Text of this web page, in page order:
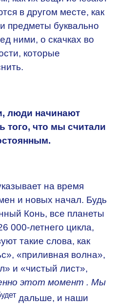
в другом месте, как
предметы буквально
ними, о скачках во
которые
люди начинают
того, что мы считали
на время
и новых начал. Будь
Конь, все планеты
000-летнего цикла,
такие слова, как
«приливная волна»,
и «чистый лист»,
этот момент . Мы
дальше, и наши